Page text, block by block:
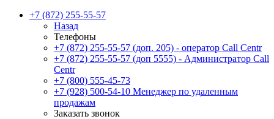
+7 (872) 255-55-57
Назад
Телефоны
+7 (872) 255-55-57 (доп. 205) - оператор Call Centr
+7 (872) 255-55-57 (доп 5555) - Администратор Call
Centr
+7 (800) 555-45-73
+7 (928) 500-54-10 Менеджер по удаленным
продажам
Заказать звонок